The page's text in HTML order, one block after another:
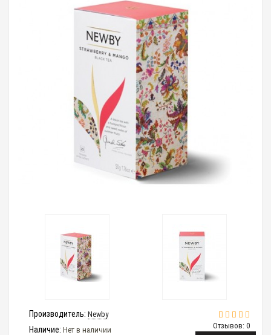
Отзывов: 0
Производитель: Newby
Наличие: Нет в наличии